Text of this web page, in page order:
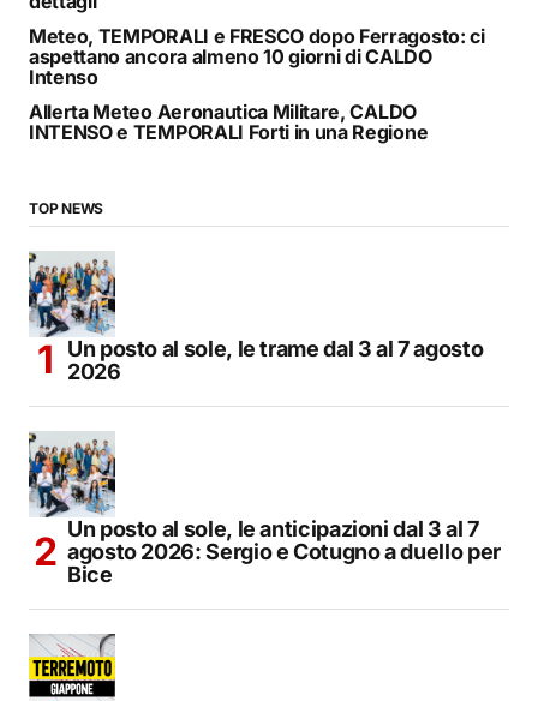
Meteo, TEMPORALI e FRESCO dopo Ferragosto: ci
aspettano ancora almeno 10 giorni di CALDO
Intenso
Allerta Meteo Aeronautica Militare, CALDO
INTENSO e TEMPORALI Forti in una Regione
TOP NEWS
Un posto al sole, le trame dal 3 al 7 agosto
2026
Un posto al sole, le anticipazioni dal 3 al 7
agosto 2026: Sergio e Cotugno a duello per
Bice